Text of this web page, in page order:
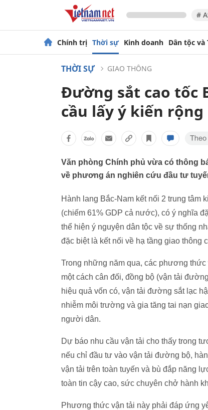
#
Chính trị Thời sự Kinh doanh Dân tộc và
THỜI SỰ GIAO THÔNG
Đường sắt cao tốc
cầu lấy ý kiến rộng
Văn phòng Chính phủ vừa có thông
về phương án nghiên cứu đầu tư
Hành lang Bắc-Nam kết nối 2 trung tâm
(chiếm 61% GDP cả nước), có ý nghĩa
thể hiện ý nguyện dân tộc về sự thống
đặc biệt là kết nối về hạ tầng giao thông
Trong những năm qua, các phương
một cách cân đối, đồng bộ (vận tải
hiệu quả vốn có, vận tải đường sắt lạc
nhiễm môi trường và gia tăng tai nạn
người dân.
Dự báo nhu cầu vận tải cho thấy trong
nếu chỉ đầu tư vào vận tải đường bộ,
vận tải trên toàn tuyến và bù đắp năng
toàn tin cậy cao, sức chuyên chở hành
Phương thức vận tải này phải đáp ứng